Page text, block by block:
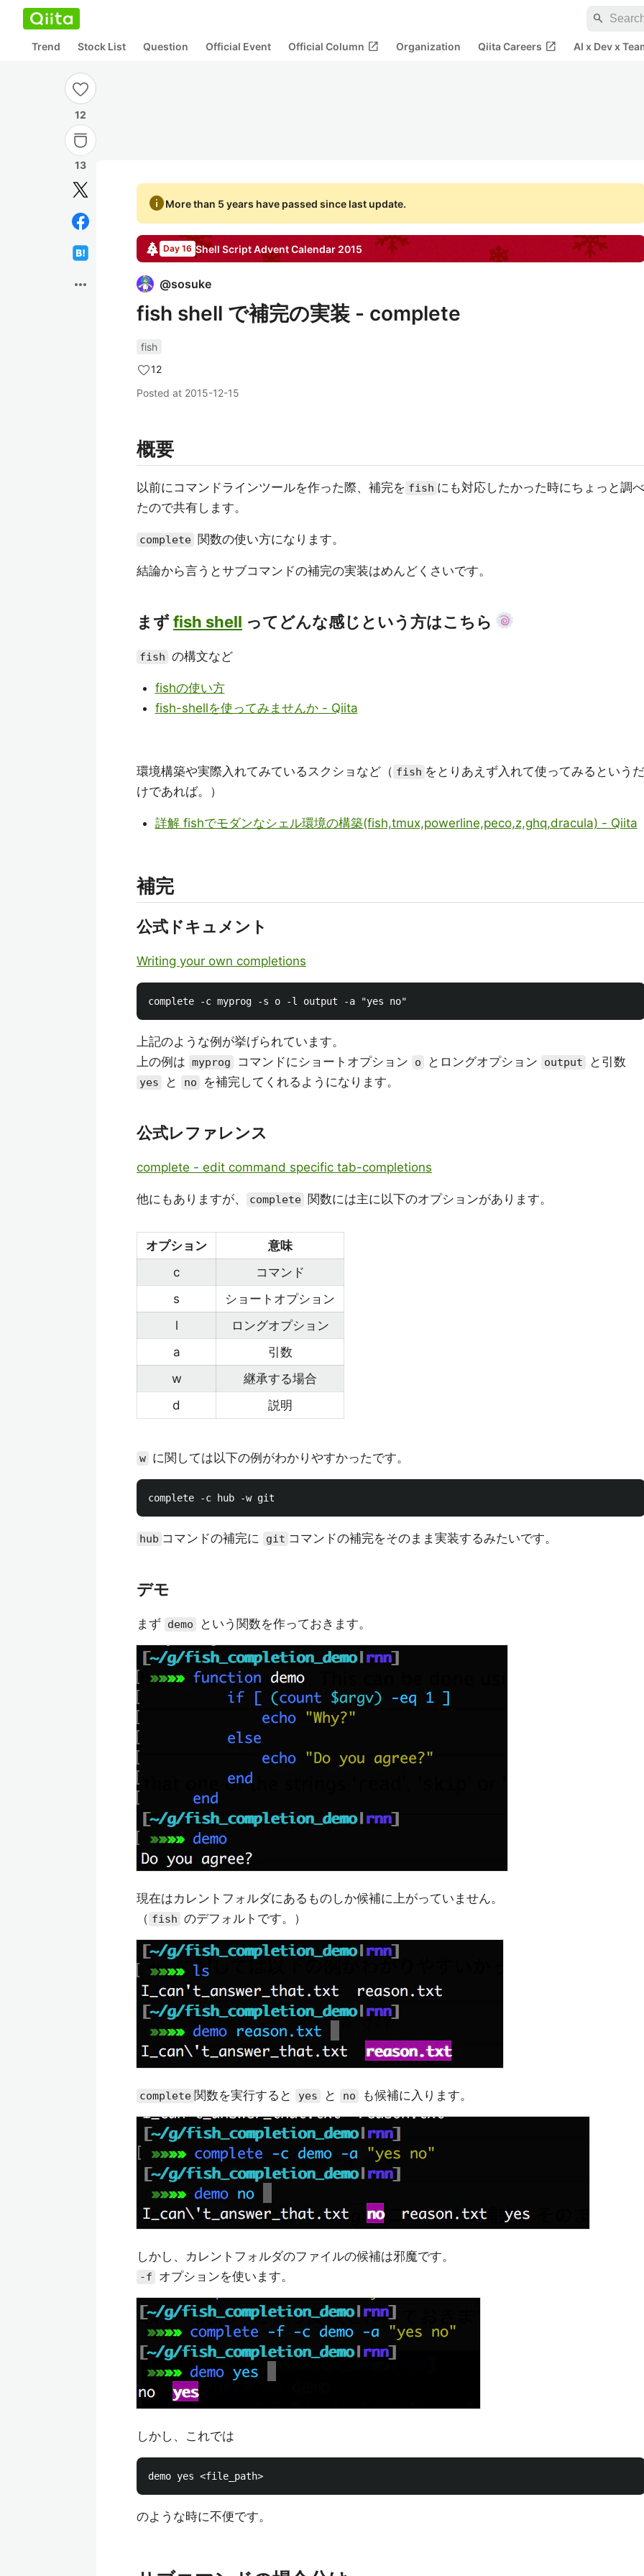
search
Trend Stock List Question Official Event Official Column open_in_new Organization Qiita Careers open_in_new AI x Dev x
12
13
more_horiz
infoMore than 5 years have passed since last update.
Day 16 Shell ScriptAdvent Calendar 2015
@sosuke
fish shell で補完の実装 - complete
fish
12
Posted at 2015-12-15
概要
以前にコマンドラインツールを作った際、補完を fish にも対応したかった時にちょっと調べ
たので共有します。
complete 関数の使い方になります。
結論から言うとサブコマンドの補完の実装はめんどくさいです。
まずfish shell ってどんな感じという方はこちら
fish の構文など
fishの使い方
fish-shellを使ってみませんか - Qiita
環境構築や実際入れてみているスクショなど（ fish をとりあえず入れて使ってみるというだ
けであれば。）
詳解 fishでモダンなシェル環境の構築(fish,tmux,powerline,peco,z,ghq,dracula) - Qiita
補完
公式ドキュメント
Writing your own completions
上記のような例が挙げられています。
上の例は myprog コマンドにショートオプション o とロングオプション output と引数
yes と no を補完してくれるようになります。
公式レファレンス
complete - edit command specific tab-completions
他にもありますが、 complete 関数には主に以下のオプションがあります。
オプション
意味
c
コマンド
s
ショートオプション
l
ロングオプション
a
引数
w
継承する場合
d
説明
w に関しては以下の例がわかりやすかったです。
hub コマンドの補完に git コマンドの補完をそのまま実装するみたいです。
デモ
まず demo という関数を作っておきます。
現在はカレントフォルダにあるものしか候補に上がっていません。
（ fish のデフォルトです。）
complete 関数を実行すると yes と no も候補に入ります。
しかし、カレントフォルダのファイルの候補は邪魔です。
-f オプションを使います。
しかし、これでは
のような時に不便です。